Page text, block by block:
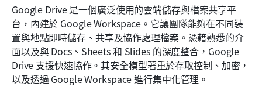
Google Drive 是一個廣泛使用的雲端儲存與檔案共享平
台，內建於 Google Workspace。它讓團隊能夠在不同裝
置與地點即時儲存、共享及協作處理檔案。憑藉熟悉的介
面以及與 Docs、Sheets 和 Slides 的深度整合，Google
Drive 支援快速協作。其安全模型著重於存取控制、加密，
以及透過 Google Workspace 進行集中化管理。